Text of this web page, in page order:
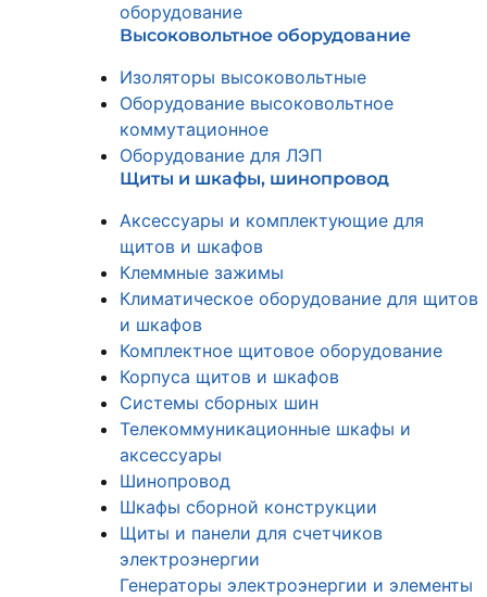
оборудование
Высоковольтное оборудование
Изоляторы высоковольтные
Оборудование высоковольтное
коммутационное
Оборудование для ЛЭП
Щиты и шкафы, шинопровод
Аксессуары и комплектующие для
щитов и шкафов
Клеммные зажимы
Климатическое оборудование для щитов
и шкафов
Комплектное щитовое оборудование
Корпуса щитов и шкафов
Системы сборных шин
Телекоммуникационные шкафы и
аксессуары
Шинопровод
Шкафы сборной конструкции
Щиты и панели для счетчиков
электроэнергии
Генераторы электроэнергии и элементы